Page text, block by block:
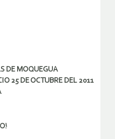
DE MOQUEGUA
25 DE OCTUBRE DEL 2011